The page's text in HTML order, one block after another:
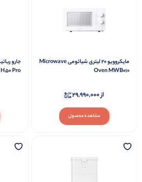
مایکروویو 20 لیتری شیائومی Microwave
Oven MWB010
مشاهده محصول
از29,990,000
H50 Pro